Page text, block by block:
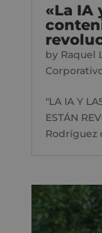
«La IA
by Raquel
"LA IA Y
ESTÁN
Rodríguez